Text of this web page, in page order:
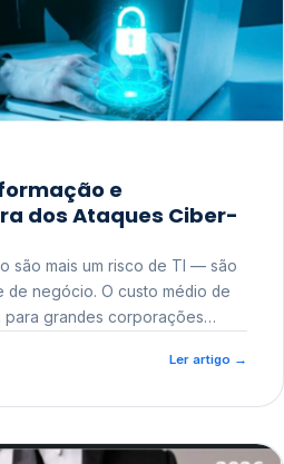
e
dos Ataques Ciber-
são mais um risco de TI — são
O custo médio de
para grandes corporações
junto a órgãos como a
Ler artigo →